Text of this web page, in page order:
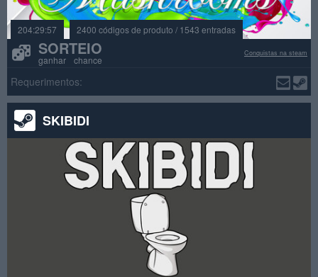
204:29:57 2400 códigos de produto / 1543 entradas
SORTEIO
ganhar chance
Conquistas na steam
Requerimentos:
SKIBIDI